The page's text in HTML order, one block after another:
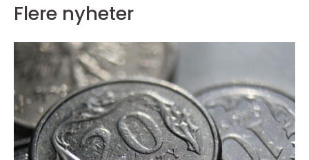
Flere nyheter